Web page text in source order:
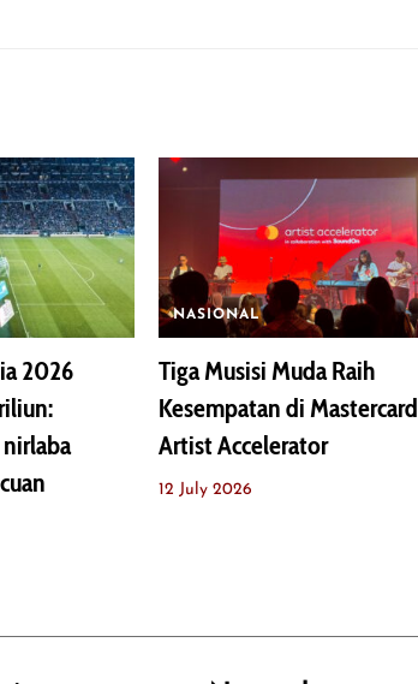
2026
NASIONAL
Tiga Musisi Muda Raih
Kesempatan di Mastercard
Artist Accelerator
12 July 2026